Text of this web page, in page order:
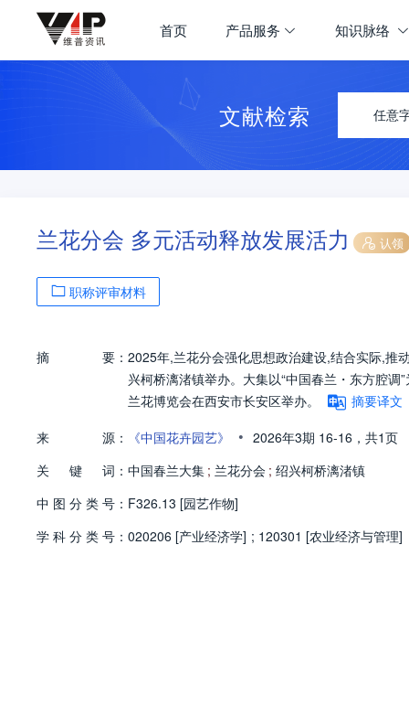
首页 产品服务 知识脉络
文献检索 任意
兰花分会 多元活动释放发展活力 认领
职称评审材料
摘 要： 2025年,兰花分会强化思想政治建设,结合实际,推
兴柯桥漓渚镇举办。大集以“中国春兰・东方腔
兰花博览会在西安市长安区举办。
摘要译文
来
源： 《中国花卉园艺》 • 2026年3期 16-16， 共1页
关
键 词： 中国春兰大集 ; 兰花分会 ; 绍兴柯桥漓渚镇
中 图 分 类 号： F326.13 [园艺作物]
学 科 分 类 号： 020206 [产业经济学] ; 120301 [农业经济与管理]